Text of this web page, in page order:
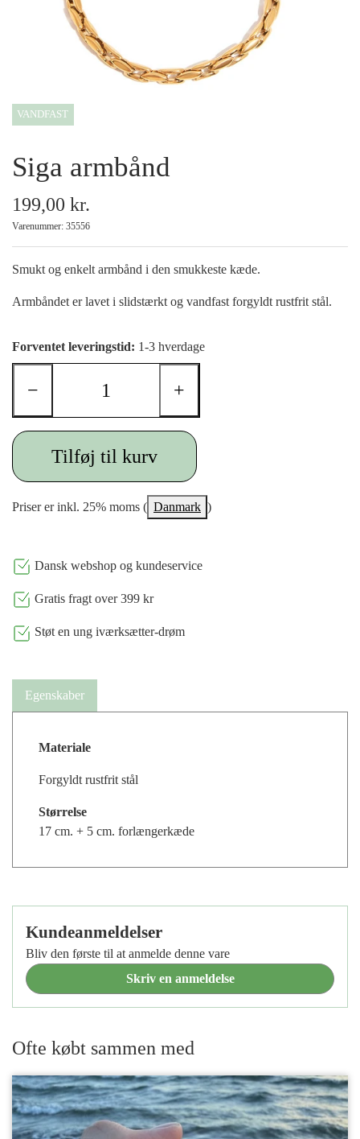
Halskæder
Mix and Match
Gavekort
Tilbud
VANDFAST
Siga armbånd
199,00 kr.
Varenummer: 35556
Smukt og enkelt armbånd i den smukkeste kæde.
Armbåndet er lavet i slidstærkt og vandfast forgyldt rustfrit stål.
Forventet leveringstid: 1-3 hverdage
− +
Tilføj til kurv
Priser er inkl. 25% moms ( Danmark )
Dansk webshop og kundeservice
Gratis fragt over 399 kr
Støt en ung iværksætter-drøm
Egenskaber
Materiale
Forgyldt rustfrit stål
Størrelse
17 cm. + 5 cm. forlængerkæde
Kundeanmeldelser
Bliv den første til at anmelde denne vare
Skriv en anmeldelse
Ofte købt sammen med